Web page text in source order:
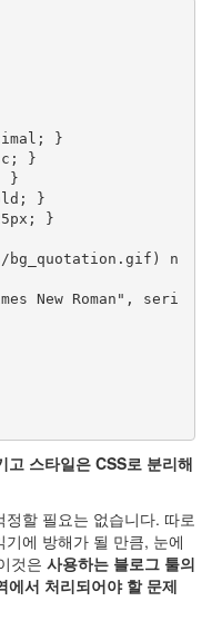
}
}
}
}
}
스타일은 CSS로 분리해
할 필요는 없습니다. 따로
에 방해가 될 만큼, 눈에
것은 사용하는 블로그 툴의
에서 처리되어야 할 문제